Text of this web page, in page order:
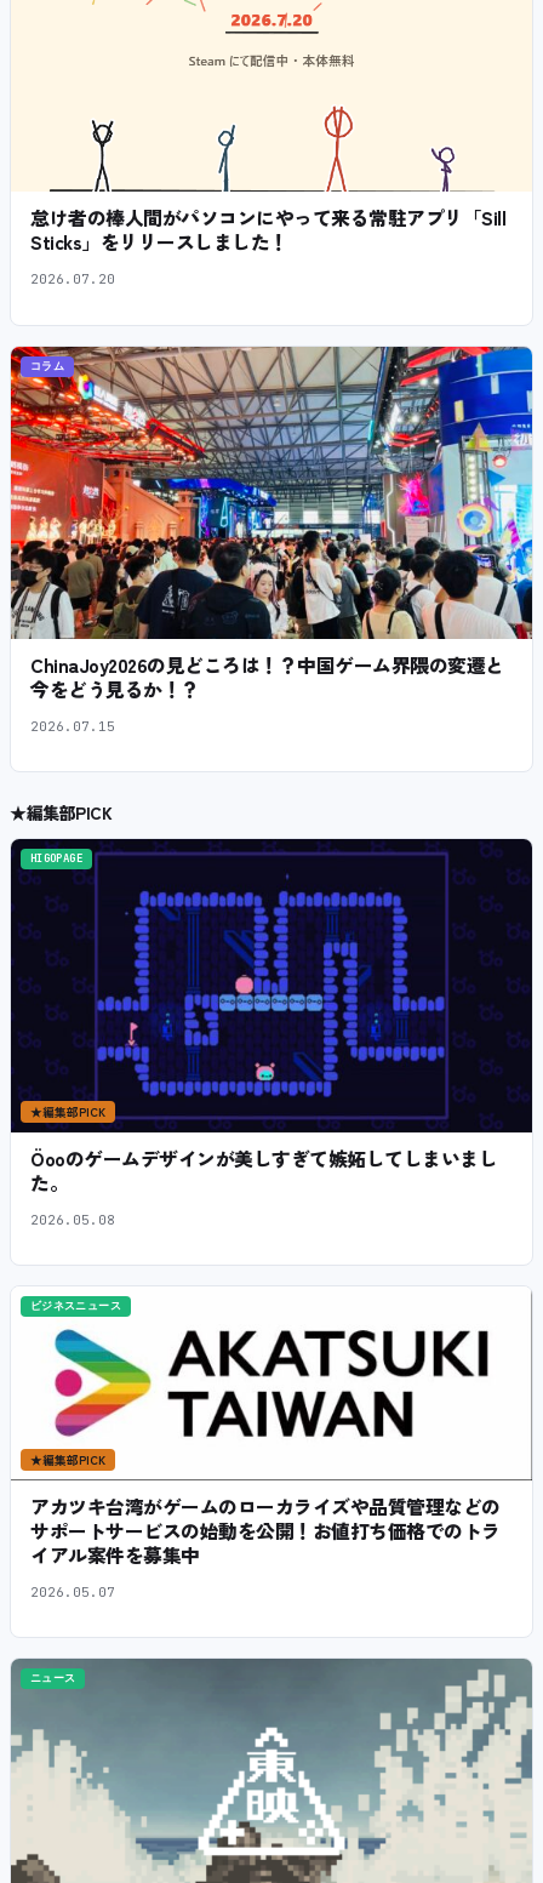
怠け者の棒人間がパソコンにやって来る常駐アプリ「Sill
Sticks」をリリースしました！
2026.07.20
コラム
ChinaJoy2026の見どころは！？中国ゲーム界隈の変遷と
今をどう見るか！？
2026.07.15
★編集部PICK
HIGOPAGE
★編集部PICK
Öooのゲームデザインが美しすぎて嫉妬してしまいまし
た。
2026.05.08
ビジネスニュース
★編集部PICK
アカツキ台湾がゲームのローカライズや品質管理などの
サポートサービスの始動を公開！お値打ち価格でのトラ
イアル案件を募集中
2026.05.07
ニュース